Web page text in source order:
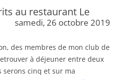
au restaurant Le
samedi, 26 octobre 2019
des membres de mon club de
à déjeuner entre deux
cinq et sur ma